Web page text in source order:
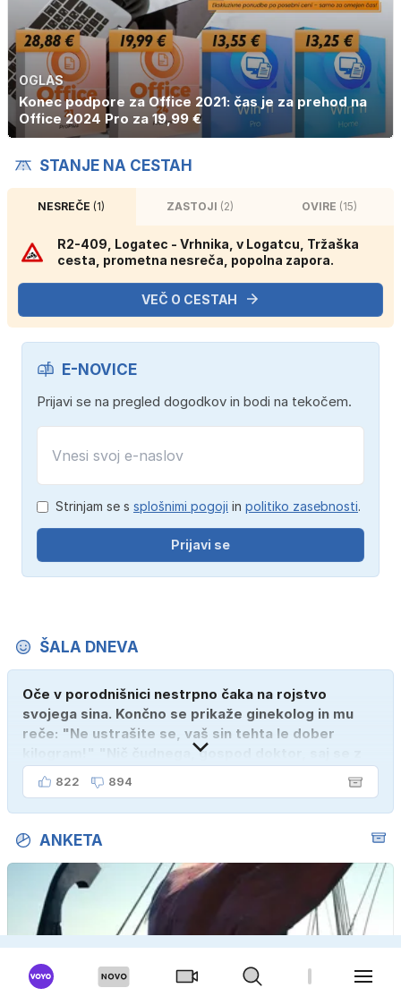
OGLAS
Konec podpore za Office 2021: čas je za prehod na
Office 2024 Pro za 19,99 €
STANJE NA CESTAH
NESREČE(1) ZASTOJI (2) OVIRE (15)
R2-409, Logatec - Vrhnika, v Logatcu, Tržaška
cesta, prometna nesreča, popolna zapora.
VEČ O CESTAH
E-NOVICE
Prijavi se na pregled dogodkov in bodi na tekočem.
Strinjam se s splošnimi pogoji in politiko zasebnosti.
Prijavi se
ŠALA DNEVA
Oče v porodnišnici nestrpno čaka na rojstvo
svojega sina. Končno se prikaže ginekolog in mu
reče: "Ne ustrašite se, vaš sin tehta le dober
kilogram!" "Nič čudnega, gospod doktor, saj se z
ženo poznava šele tri mesece."
822 894
ANKETA